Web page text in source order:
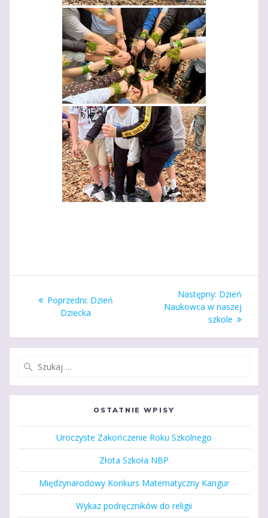
wpisuPoprzedni: Poprzedni
wpis:
Dzień
Dziecka
Następny: Następny
wpis:
Dzień
Naukowca w naszej
szkole
OSTATNIE WPISY
Uroczyste Zakończenie Roku Szkolnego
Złota Szkoła NBP
Międzynarodowy Konkurs Matematyczny Kangur
Wykaz podręczników do religii